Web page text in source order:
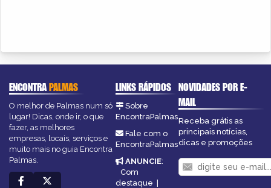
ENCONTRAPALMAS
O melhor de Palmas num só
lugar! Dicas, onde ir, o que
fazer, as melhores
empresas, locais, serviços e
muito mais no guia Encontra
Palmas.
LINKS RÁPIDOS
Sobre
EncontraPalmas
Fale com o
EncontraPalmas
ANUNCIE:
Com
destaque |
NOVIDADES POR E-
MAIL
Receba grátis as
principais notícias,
dicas e promoções